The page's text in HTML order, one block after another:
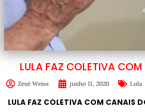
LULA FAZ COLETIVA
Zezé Weiss junho 11, 2020 Lula
LULA FAZ COLETIVA COM CANAIS